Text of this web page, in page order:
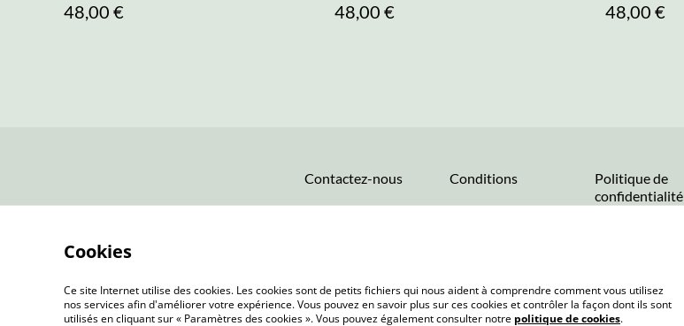
48,00 €
48,00 €
48,00 €
Contactez-nous Conditions
Politique de
confidentialité
Cookies
Ce site Internet utilise des cookies. Les cookies sont de petits fichiers qui nous aident à comprendre comment vous utilisez
nos services afin d'améliorer votre expérience. Vous pouvez en savoir plus sur ces cookies et contrôler la façon dont ils sont
utilisés en cliquant sur « Paramètres des cookies ». Vous pouvez également consulter notre politique de cookies.